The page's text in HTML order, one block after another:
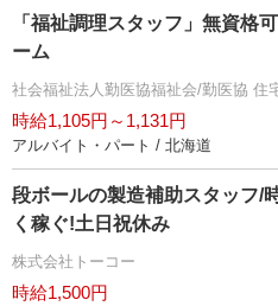
「福祉調理スタッフ」無資格
ーム
社会福祉法人勤医協福祉会/勤医協 住
時給1,105円～1,131円
アルバイト・パート / 北海道
段ボールの製造補助スタッフ/
く稼ぐ!土日祝休み
株式会社トーコー
時給1,500円